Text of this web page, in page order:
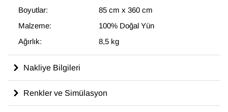
Boyutlar:
85 cm x 360 cm
Malzeme:
100% Doğal Yün
Ağırlık:
8,5 kg
Nakliye Bilgileri
Renkler ve Simülasyon